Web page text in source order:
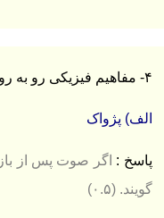
۴- مفاهیم فیزیکی رو به رو را تعریف کنید. (۱ نمره)
الف) پژواک
پاسخ : اگر صوت پس از
گویند. (۰.۵)